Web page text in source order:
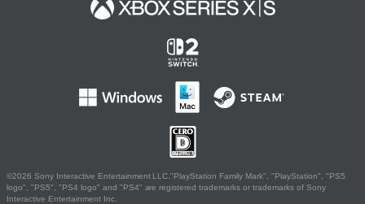
©2026 Sony Interactive Entertainment LLC."PlayStation Family Mark", "PlayStation", "PS5
logo", "PS5", "PS4 logo" and "PS4" are registered trademarks or trademarks of Sony
Interactive Entertainment Inc.